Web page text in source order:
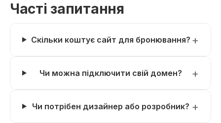
Часті запитання
Скільки коштує сайт для бронювання?
Чи можна підключити свій домен?
Чи потрібен дизайнер або розробник?